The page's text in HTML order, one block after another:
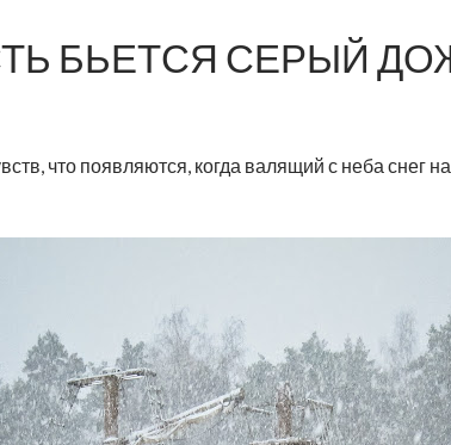
БЬЕТСЯ СЕРЫЙ
что появляются, когда валящий с неба снег